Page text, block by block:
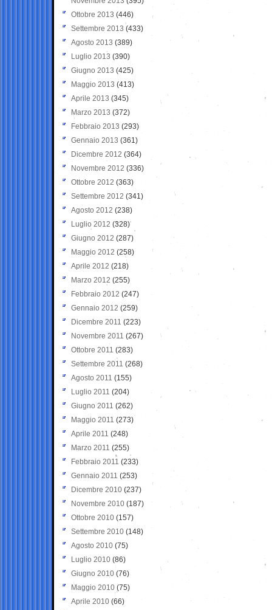
Ottobre 2013 (446)
Settembre 2013 (433)
Agosto 2013 (389)
Luglio 2013 (390)
Giugno 2013 (425)
Maggio 2013 (413)
Aprile 2013 (345)
Marzo 2013 (372)
Febbraio 2013 (293)
Gennaio 2013 (361)
Dicembre 2012 (364)
Novembre 2012 (336)
Ottobre 2012 (363)
Settembre 2012 (341)
Agosto 2012 (238)
Luglio 2012 (328)
Giugno 2012 (287)
Maggio 2012 (258)
Aprile 2012 (218)
Marzo 2012 (255)
Febbraio 2012 (247)
Gennaio 2012 (259)
Dicembre 2011 (223)
Novembre 2011 (267)
Ottobre 2011 (283)
Settembre 2011 (268)
Agosto 2011 (155)
Luglio 2011 (204)
Giugno 2011 (262)
Maggio 2011 (273)
Aprile 2011 (248)
Marzo 2011 (255)
Febbraio 2011 (233)
Gennaio 2011 (253)
Dicembre 2010 (237)
Novembre 2010 (187)
Ottobre 2010 (157)
Settembre 2010 (148)
Agosto 2010 (75)
Luglio 2010 (86)
Giugno 2010 (76)
Maggio 2010 (75)
Aprile 2010 (66)